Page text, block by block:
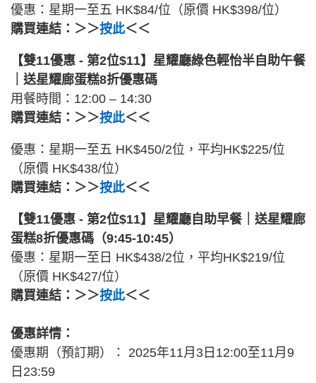
優惠：星期一至五 HK$84/位（原價 HK$398/位）
購買連結：＞＞按此＜＜
【雙11優惠 - 第2位$11】星耀廳綠色輕怡半自助午餐
｜送星耀廊蛋糕8折優惠碼
用餐時間：12:00 – 14:30
購買連結：＞＞按此＜＜
優惠：星期一至五 HK$450/2位，平均HK$225/位
（原價 HK$438/位）
購買連結：＞＞按此＜＜
【雙11優惠 - 第2位$11】星耀廳自助早餐｜送星耀廊
蛋糕8折優惠碼（9:45-10:45）
優惠：星期一至日 HK$438/2位，平均HK$219/位
（原價 HK$427/位）
購買連結：＞＞按此＜＜
優惠詳情：
優惠期（預訂期）： 2025年11月3日12:00至11月9
日23:59